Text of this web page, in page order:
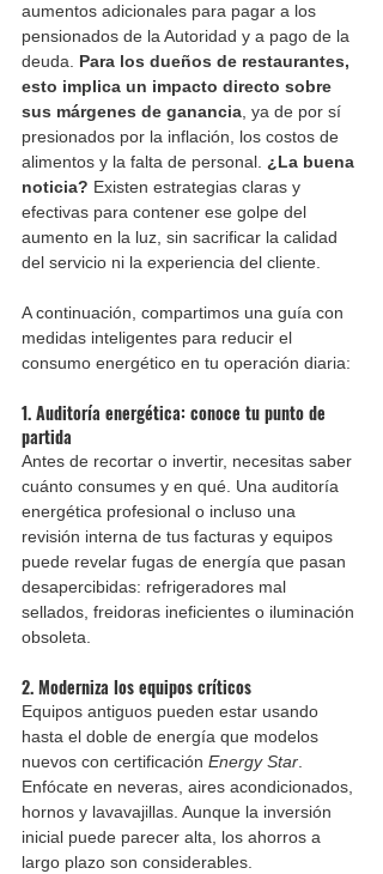
aumentos adicionales para pagar a los
pensionados de la Autoridad y a pago de la
deuda. Para los dueños de restaurantes,
esto implica un impacto directo sobre
sus márgenes de ganancia, ya de por sí
presionados por la inflación, los costos de
alimentos y la falta de personal. ¿La buena
noticia? Existen estrategias claras y
efectivas para contener ese golpe del
aumento en la luz, sin sacrificar la calidad
del servicio ni la experiencia del cliente.
A continuación, compartimos una guía con
medidas inteligentes para reducir el
consumo energético en tu operación diaria:
1. Auditoría energética: conoce tu punto de
partida
Antes de recortar o invertir, necesitas saber
cuánto consumes y en qué. Una auditoría
energética profesional o incluso una
revisión interna de tus facturas y equipos
puede revelar fugas de energía que pasan
desapercibidas: refrigeradores mal
sellados, freidoras ineficientes o iluminación
obsoleta.
2. Moderniza los equipos críticos
Equipos antiguos pueden estar usando
hasta el doble de energía que modelos
nuevos con certificación Energy Star.
Enfócate en neveras, aires acondicionados,
hornos y lavavajillas. Aunque la inversión
inicial puede parecer alta, los ahorros a
largo plazo son considerables.